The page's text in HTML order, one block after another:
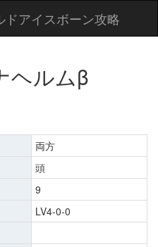
アイスボーン攻略
ヘルムβ
両方
頭
9
LV4-0-0